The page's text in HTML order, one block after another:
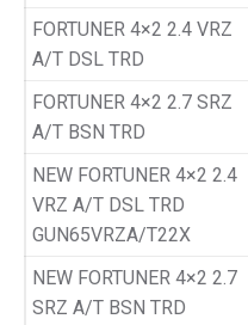
FORTUNER 4×2 2.4 VRZ
A/T DSL TRD
FORTUNER 4×2 2.7 SRZ
A/T BSN TRD
NEW FORTUNER 4×2 2.4
VRZ A/T DSL TRD
GUN65VRZA/T22X
NEW FORTUNER 4×2 2.7
SRZ A/T BSN TRD